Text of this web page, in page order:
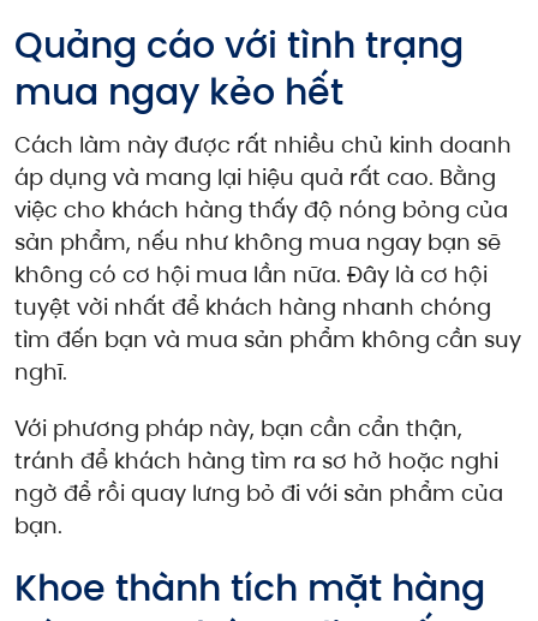
Quảng cáo với tình trạng
mua ngay kẻo hết
Cách làm này được rất nhiều chủ kinh doanh
áp dụng và mang lại hiệu quả rất cao. Bằng
việc cho khách hàng thấy độ nóng bỏng của
sản phẩm, nếu như không mua ngay bạn sẽ
không có cơ hội mua lần nữa. Đây là cơ hội
tuyệt vời nhất để khách hàng nhanh chóng
tìm đến bạn và mua sản phẩm không cần suy
nghĩ.
Với phương pháp này, bạn cần cẩn thận,
tránh để khách hàng tìm ra sơ hở hoặc nghi
ngờ để rồi quay lưng bỏ đi với sản phẩm của
bạn.
Khoe thành tích mặt hàng